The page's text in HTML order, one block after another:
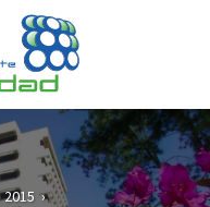
2015 ›